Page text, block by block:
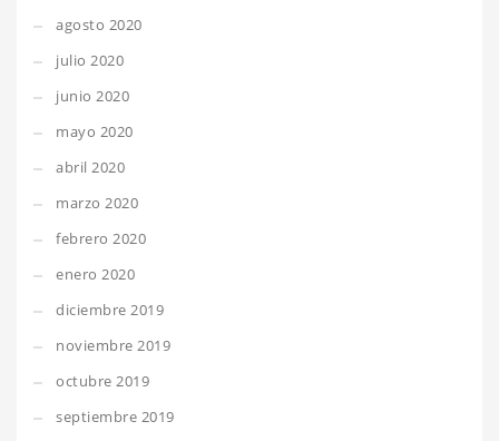
agosto 2020
julio 2020
junio 2020
mayo 2020
abril 2020
marzo 2020
febrero 2020
enero 2020
diciembre 2019
noviembre 2019
octubre 2019
septiembre 2019